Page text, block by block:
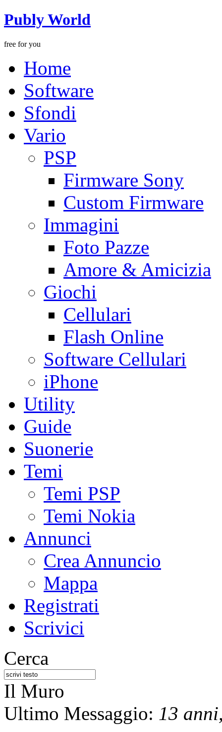
Publy World
free for you
Home
Software
Sfondi
Vario
PSP
Firmware Sony
Custom Firmware
Immagini
Foto Pazze
Amore & Amicizia
Giochi
Cellulari
Flash Online
Software Cellulari
iPhone
Utility
Guide
Suonerie
Temi
Temi PSP
Temi Nokia
Annunci
Crea Annuncio
Mappa
Registrati
Scrivici
Cerca
Il Muro
Ultimo Messaggio: 13